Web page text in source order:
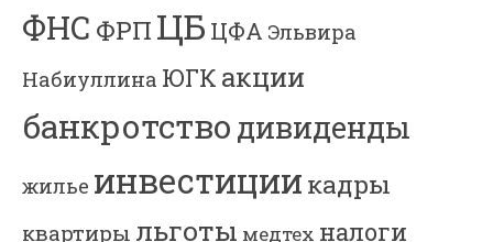
ФНС ФРП ЦБ ЦФА Эльвира
Набиуллина ЮГК акции
банкротство дивиденды
жилье инвестиции кадры
квартиры льготы медтех налоги